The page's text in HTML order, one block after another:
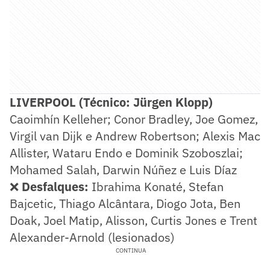
LIVERPOOL (Técnico: Jürgen Klopp)
Caoimhín Kelleher; Conor Bradley, Joe Gomez,
Virgil van Dijk e Andrew Robertson; Alexis Mac
Allister, Wataru Endo e Dominik Szoboszlai;
Mohamed Salah, Darwin Núñez e Luis Díaz
❌ Desfalques: Ibrahima Konaté, Stefan
Bajcetic, Thiago Alcântara, Diogo Jota, Ben
Doak, Joel Matip, Alisson, Curtis Jones e Trent
Alexander-Arnold (lesionados)
CONTINUA